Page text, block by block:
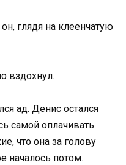
глядя на клеенчатую
вздохнул.
ад. Денис остался
самой оплачивать
что она за голову
началось потом.